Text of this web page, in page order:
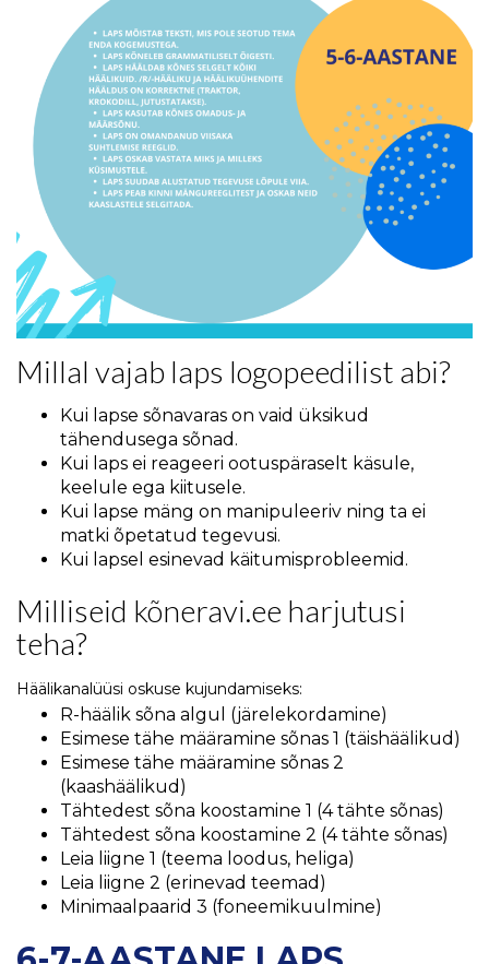
Millal vajab laps logopeedilist abi?
Kui lapse sõnavaras on vaid üksikud
tähendusega sõnad.
Kui laps ei reageeri ootuspäraselt käsule,
keelule ega kiitusele.
Kui lapse mäng on manipuleeriv ning ta ei
matki õpetatud tegevusi.
Kui lapsel esinevad käitumisprobleemid.
Milliseid kõneravi.ee harjutusi
teha?
Häälikanalüüsi oskuse kujundamiseks:
R-häälik sõna algul (järelekordamine)
Esimese tähe määramine sõnas 1 (täishäälikud)
Esimese tähe määramine sõnas 2
(kaashäälikud)
Tähtedest sõna koostamine 1 (4 tähte sõnas)
Tähtedest sõna koostamine 2 (4 tähte sõnas)
Leia liigne 1 (teema loodus, heliga)
Leia liigne 2 (erinevad teemad)
Minimaalpaarid 3 (foneemikuulmine)